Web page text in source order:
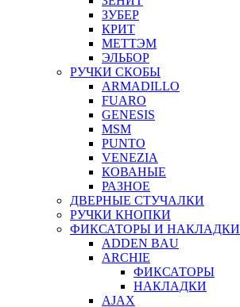
ЗУБЕР
КРИТ
МЕТТЭМ
ЭЛЬБОР
РУЧКИ СКОБЫ
ARMADILLO
FUARO
GENESIS
MSM
PUNTO
VENEZIA
КОВАНЫЕ
РАЗНОЕ
ДВЕРНЫЕ СТУЧАЛКИ
РУЧКИ КНОПКИ
ФИКСАТОРЫ И НАКЛАДКИ
ADDEN BAU
ARCHIE
ФИКСАТОРЫ
НАКЛАДКИ
AJAX